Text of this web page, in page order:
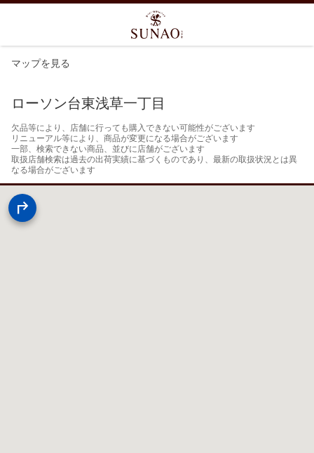
マップを見る
ローソン台東浅草一丁目
欠品等により、店舗に行っても購入できない可能性がございます
リニューアル等により、商品が変更になる場合がございます
一部、検索できない商品、並びに店舗がございます
取扱店舗検索は過去の出荷実績に基づくものであり、最新の取扱状況とは異
なる場合がございます